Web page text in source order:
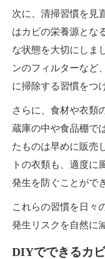
次に、清掃習慣を見
はカビの栄養源とな
な状態を大切にしま
ンのフィルターなど
に掃除する習慣をつ
さらに、食材や衣類
蔵庫の中や食品棚で
たものは早めに販売
トの衣類も、適度に
発生を防ぐことがで
これらの習慣を日々
発生リスクを自然に
DIYでできるカ